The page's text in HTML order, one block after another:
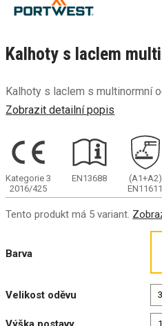
Kalhoty s laclem
Kalhoty s laclem s multinormní
Zobrazit detailní popis
Kategorie 3
2016/425
EN13688
(A1+A2)
EN11611
Tento produkt má 5 variant.
Barva
Velikost oděvu